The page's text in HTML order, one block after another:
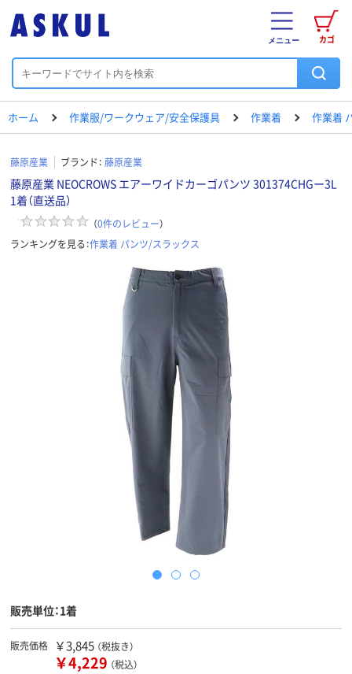
カゴ
メニュー
ホーム 作業服/ワークウェア/安全保護具 作業着 作業着
藤原産業 ブランド： 藤原産業
藤原産業 NEOCROWS エアーワイドカーゴパンツ 301374CHGー3L
1着（直送品）
（0件のレビュー）
ランキングを見る：作業着 パンツ/スラックス
販売単位：1着
販売価格 ￥3,845 （税抜き）
￥4,229 （税込）